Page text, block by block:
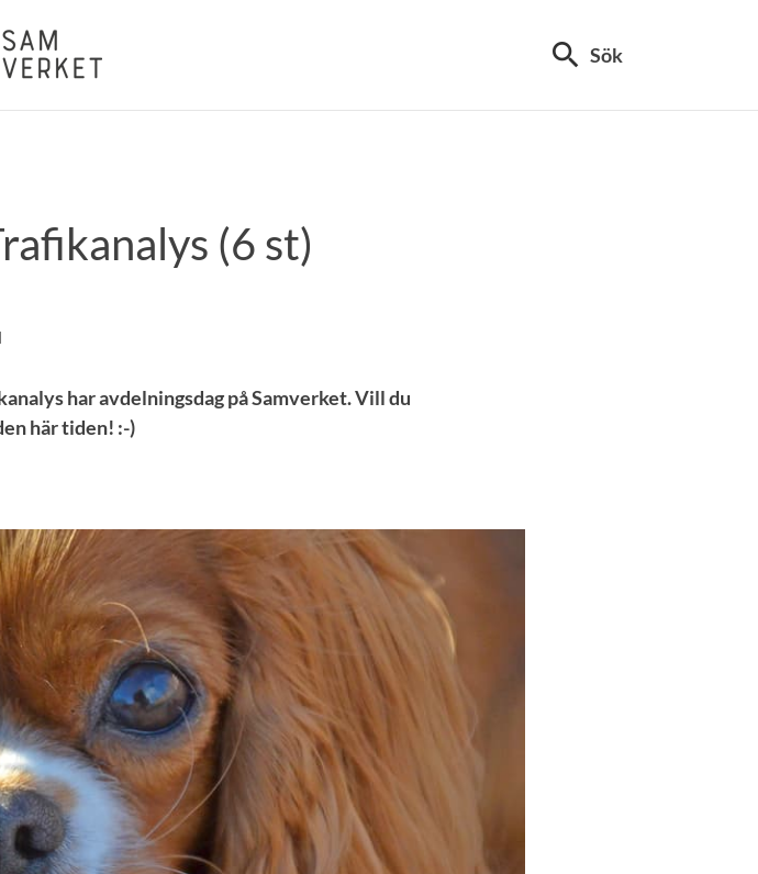
search Sök
(6 st)
har avdelningsdag på Samverket. Vill du
här tiden! :-)